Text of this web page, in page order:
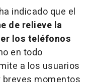
indicado que el
de relieve la
los teléfonos
en todo
a los usuarios